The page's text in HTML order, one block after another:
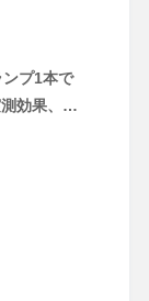
プ1本で
測効果、…